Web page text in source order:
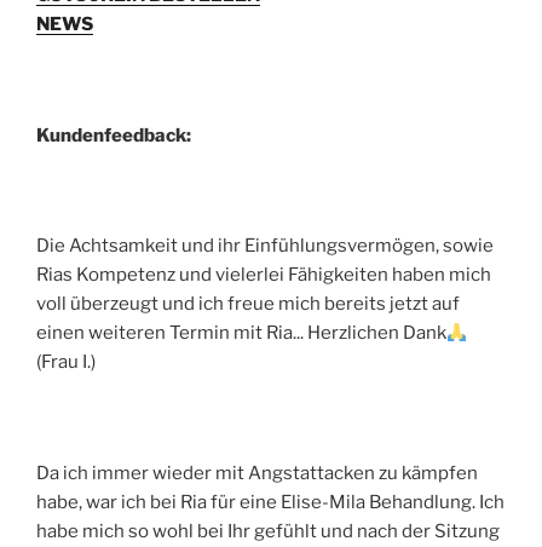
NEWS
Kundenfeedback:
Die Achtsamkeit und ihr Einfühlungsvermögen, sowie
Rias Kompetenz und vielerlei Fähigkeiten haben mich
voll überzeugt und ich freue mich bereits jetzt auf
einen weiteren Termin mit Ria... Herzlichen Dank
(Frau I.)
Da ich immer wieder mit Angstattacken zu kämpfen
habe, war ich bei Ria für eine Elise-Mila Behandlung. Ich
habe mich so wohl bei Ihr gefühlt und nach der Sitzung